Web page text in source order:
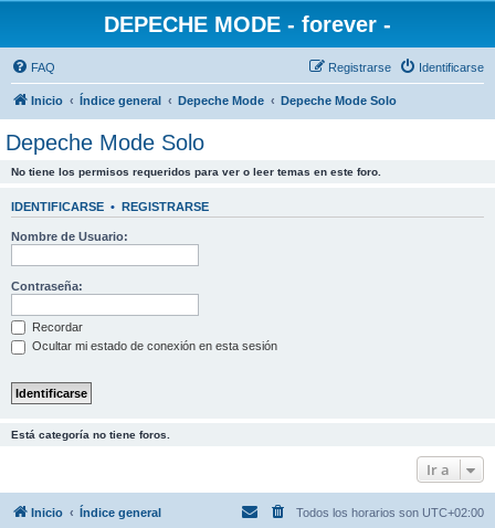
DEPECHE MODE - forever -
FAQ Identificarse
Registrarse
Inicio Índice general Depeche Mode Depeche Mode Solo
Depeche Mode Solo
No tiene los permisos requeridos para ver o leer temas en este foro.
IDENTIFICARSE • REGISTRARSE
Nombre de Usuario:
Contraseña:
Recordar
Ocultar mi estado de conexión en esta sesión
Está categoría no tiene foros.
Ir a
Inicio Índice general Todos los horarios son UTC+02:00